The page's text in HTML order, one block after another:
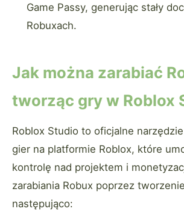
Game Passy, generując stały
Robuxach.
Jak można zarabiać
tworząc gry w Roblox
Roblox Studio to oficjalne
gier na platformie Roblox, które
kontrolę nad projektem i
zarabiania Robux poprzez
następująco: